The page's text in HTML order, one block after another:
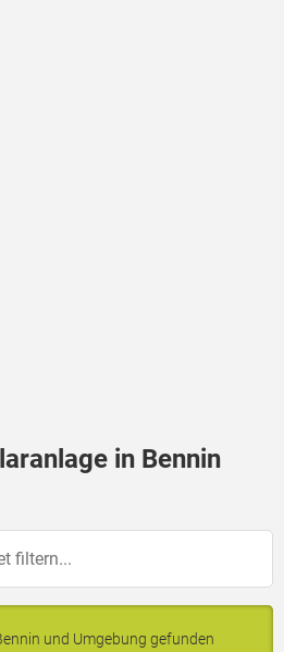
in Bennin
und Umgebung gefunden